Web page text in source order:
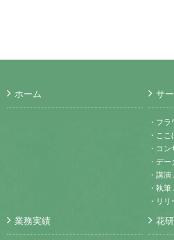
ホーム サ
・フ
・こ
・コ
・デ
・講
・執
・リ
業務実績 花